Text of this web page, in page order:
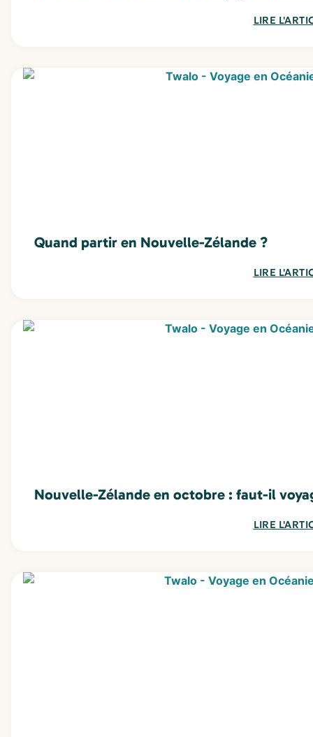
LIRE
Quand partir en Nouvelle-Zélande ?
LIRE
Nouvelle-Zélande en octobre : faut-il
LIRE